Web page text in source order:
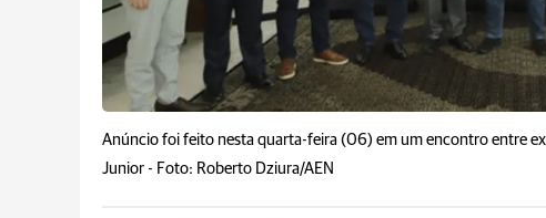
Anúncio foi feito nesta quarta-feira (06) em um encontro entre
Junior - Foto: Roberto Dziura/AEN